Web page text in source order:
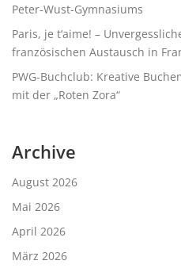
Peter-Wust-Gymnasiums
Paris, je t‘aime! –
französischen Austausch in
PWG-Buchclub: Kreative
mit der „Roten Zora“
Archive
August 2026
Mai 2026
April 2026
März 2026